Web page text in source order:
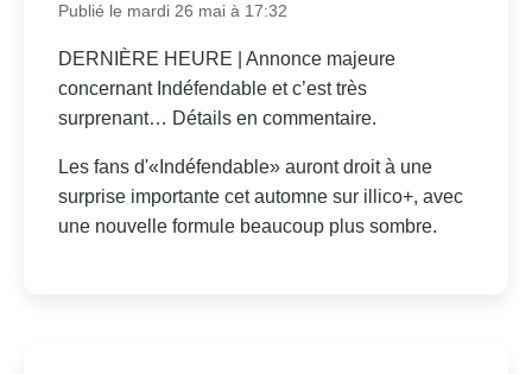
Publié le mardi 26 mai à 17:32
DERNIÈRE HEURE | Annonce majeure
concernant Indéfendable et c’est très
surprenant… Détails en commentaire.
Les fans d'«Indéfendable» auront droit à une
surprise importante cet automne sur illico+, avec
une nouvelle formule beaucoup plus sombre.